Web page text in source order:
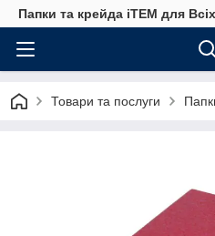
Папки та крейда iTEM для Всіх
Товари та послуги